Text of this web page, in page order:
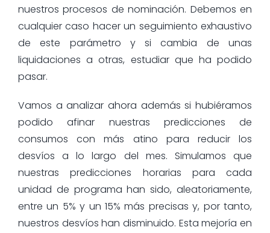
nuestros procesos de nominación. Debemos en
cualquier caso hacer un seguimiento exhaustivo
de este parámetro y si cambia de unas
liquidaciones a otras, estudiar que ha podido
pasar.
Vamos a analizar ahora además si hubiéramos
podido afinar nuestras predicciones de
consumos con más atino para reducir los
desvíos a lo largo del mes. Simulamos que
nuestras predicciones horarias para cada
unidad de programa han sido, aleatoriamente,
entre un 5% y un 15% más precisas y, por tanto,
nuestros desvíos han disminuido. Esta mejoría en